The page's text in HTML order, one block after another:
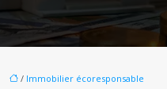
/ Immobilier écoresponsable